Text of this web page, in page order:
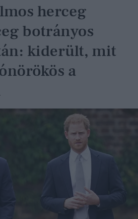
herceg
botrányos
kiderült, mit
a